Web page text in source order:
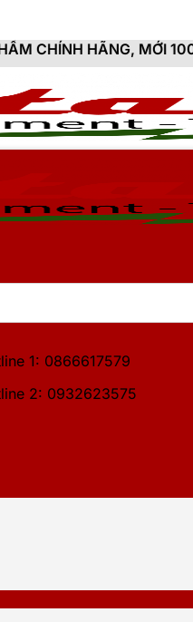
MỚI 100%, ĐẦY ĐỦ
1: 0866617579
2: 0932623575